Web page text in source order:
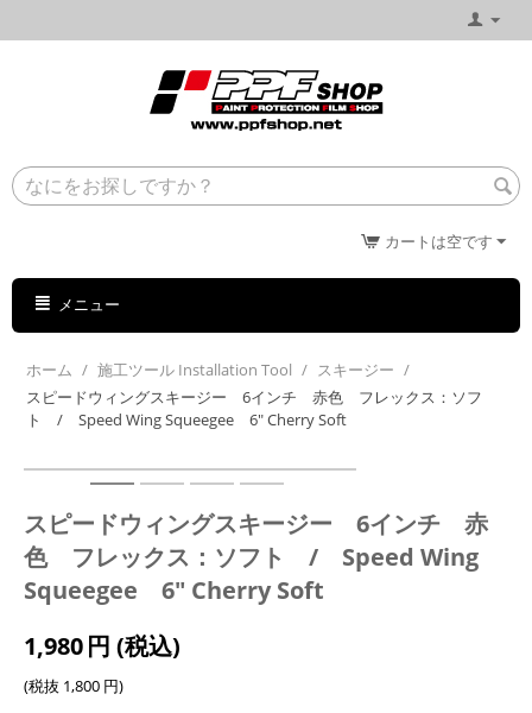
カートは空です
メニュー
ホーム / 施工ツール Installation Tool / スキージー /
スピードウィングスキージー 6インチ 赤色 フレックス：ソフ
ト / Speed Wing Squeegee 6" Cherry Soft
スピードウィングスキージー 6インチ 赤
色 フレックス：ソフト / Speed Wing
Squeegee 6" Cherry Soft
1,980円 (税込)
(税抜 1,800 円)